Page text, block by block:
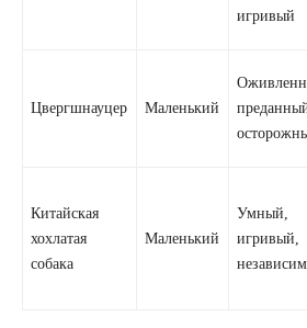
игривый
Цвергшнауцер Маленький
Китайская
хохлатая
собака
Маленький
Умный,
игривый,